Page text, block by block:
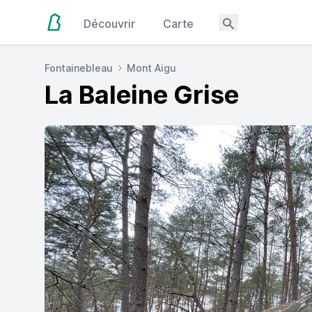
Découvrir Carte
Fontainebleau Mont Aigu
La Baleine Grise